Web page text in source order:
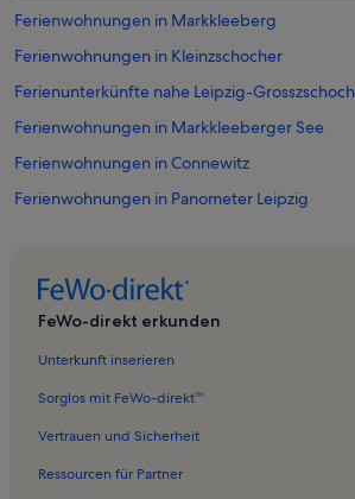
Ferienwohnungen in Markkleeberg
Ferienwohnungen in Kleinzschocher
Ferienunterkünfte nahe Leipzig-
Ferienwohnungen in Markkleeberger See
Ferienwohnungen in Connewitz
Ferienwohnungen in Panometer Leipzig
Ferienwohnungen in Kinobar Prager Fruehling
Ferienunterkünfte nahe Leipzig Marienbrunn
Ferienwohnungen in Süd
FeWo-direkt erkunden
Unterkunft inserieren
Sorglos mit FeWo-direkt™
Vertrauen und Sicherheit
Ressourcen für Partner